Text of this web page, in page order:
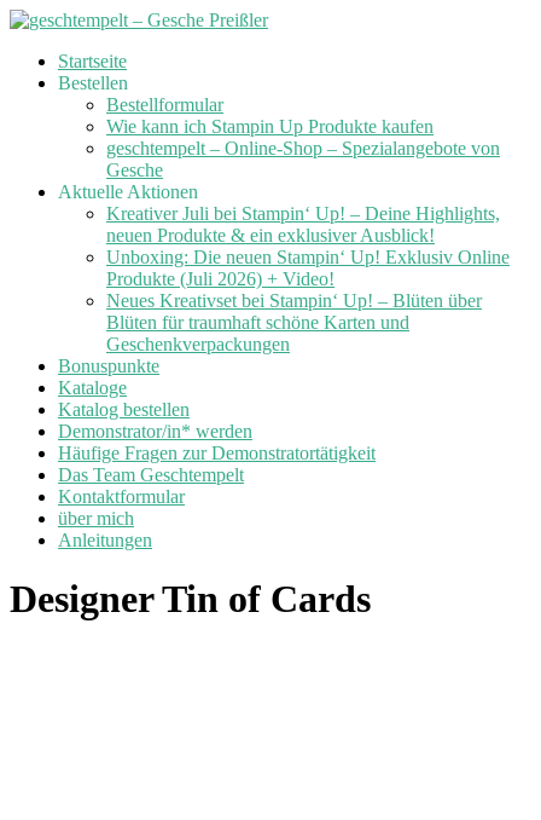
Skip
Startseite
Bestellen
Bestellformular
Wie kann ich Stampin Up Produkte kaufen
geschtempelt – Online-Shop – Spezialangebote von
Gesche
Aktuelle Aktionen
Kreativer Juli bei Stampin‘ Up! – Deine Highlights,
neuen Produkte & ein exklusiver Ausblick!
Unboxing: Die neuen Stampin‘ Up! Exklusiv Online
Produkte (Juli 2026) + Video!
Neues Kreativset bei Stampin‘ Up! – Blüten über
Blüten für traumhaft schöne Karten und
Geschenkverpackungen
Bonuspunkte
Kataloge
Katalog bestellen
Demonstrator/in* werden
Häufige Fragen zur Demonstratortätigkeit
Das Team Geschtempelt
Kontaktformular
über mich
Anleitungen
Designer Tin of Cards